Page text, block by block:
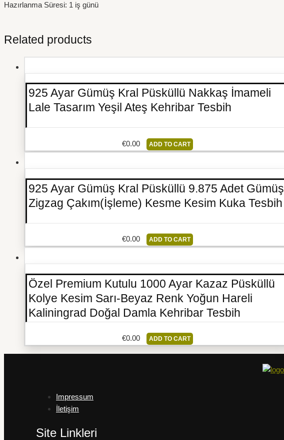
Hazırlanma Süresi: 1 iş günü
Related products
925 Ayar Gümüş Kral Püsküllü Nakkaş İmameli
Lale Tasarım Yeşil Ateş Kehribar Tesbih
€0.00 ADD TO CART
925 Ayar Gümüş Kral Püsküllü 9.875 Adet Gümüş
Zigzag Çakım(İşleme) Kesme Kesim Kuka Tesbih
€0.00 ADD TO CART
Özel Premium Kutulu 1000 Ayar Kazaz Püsküllü
Kolye Kesim Sarı-Beyaz Renk Yoğun Hareli
Kaliningrad Doğal Damla Kehribar Tesbih
€0.00 ADD TO CART
Impressum
İletişim
Site Linkleri